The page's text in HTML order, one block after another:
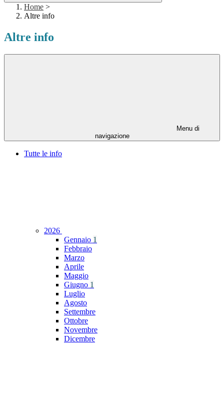
Home >
Altre info
Altre info
Menu di
navigazione
Tutte le info
2026
Gennaio 1
Febbraio
Marzo
Aprile
Maggio
Giugno 1
Luglio
Agosto
Settembre
Ottobre
Novembre
Dicembre